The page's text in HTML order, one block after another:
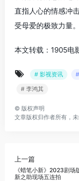
直指人心的情感冲
受母爱的极致力量。
本文转载：1905电
# 影视资讯
# 李鸿其
© 版权声明
文章版权归作者所有，未
上一篇
《蜡笔小新》2023剧场
新之助现场五连拍